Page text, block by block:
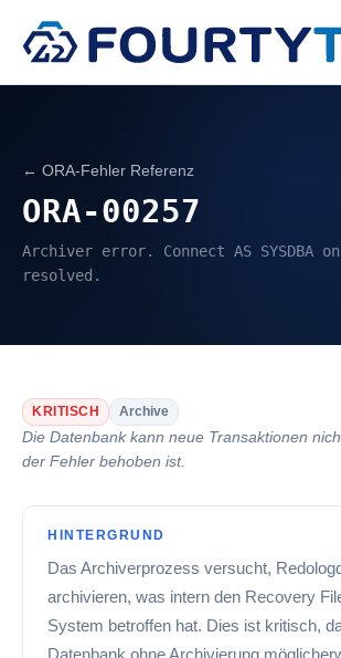
← ORA-Fehler Referenz
ORA-00257
Archiver error. Connect AS SYSDBA
resolved.
KRITISCH Archive
Die Datenbank kann neue Transaktionen
der Fehler behoben ist.
HINTERGRUND
Das Archiverprozess versucht,
archivieren, was intern den Recovery
System betroffen hat. Dies ist kritisch,
Datenbank ohne Archivierung